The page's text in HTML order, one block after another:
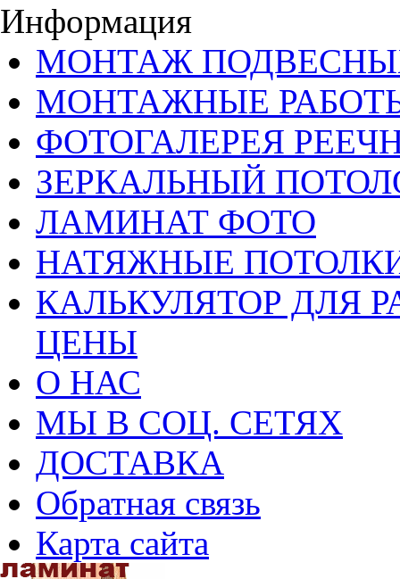
Информация
МОНТАЖ ПОДВЕСНЫХ
МОНТАЖНЫЕ
ФОТОГАЛЕРЕЯ
ЗЕРКАЛЬНЫЙ
ЛАМИНАТ ФОТО
НАТЯЖНЫЕ
КАЛЬКУЛЯТОР ДЛЯ
ЦЕНЫ
О НАС
МЫ В СОЦ. СЕТЯХ
ДОСТАВКА
Обратная связь
Карта сайта